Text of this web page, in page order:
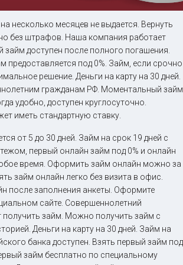
карту онлайн
до50 000₽
от 5до 30 дня
Получить
несколько месяцев не выдается. Вернуть
без штрафов. Наша компания работает
займ доступен после полного погашения.
предоставляется под 0%. Займ, если срочно
решение. Деньги на карту на 30 дней.
гражданам РФ. Моментальный займ
удобно, доступен круглосуточно.
иметь стандартную ставку.
от 5 до 30 дней. Займ на срок 19 дней с
первый онлайн займ под 0% и онлайн
время. Оформить займ онлайн можно за
займ онлайн легко без визита в офис.
после заполнения анкеты. Оформите
сайте. Совершеннолетний
займ. Можно получить займ с
Деньги на карту на 30 дней. Займ на
банка доступен. Взять первый займ под
займ бесплатно по специальному